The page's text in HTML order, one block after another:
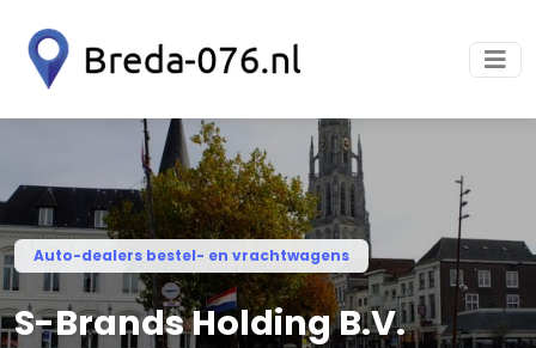
Auto-dealers bestel- en vrachtwagens
S-Brands Holding B.V.